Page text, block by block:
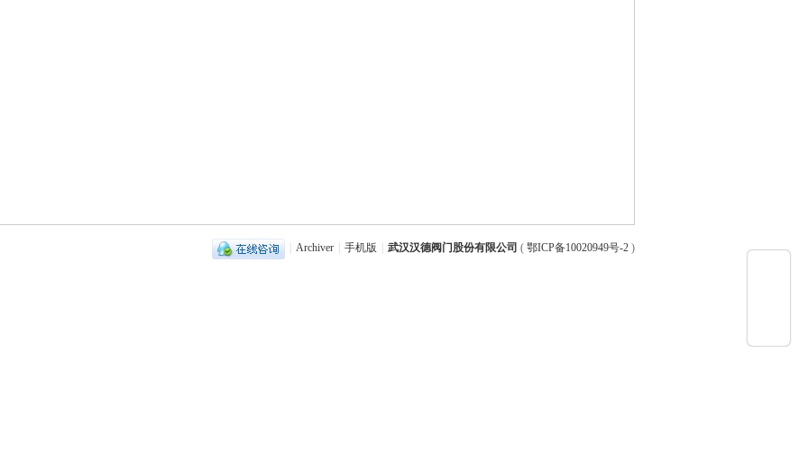
Archiver 手机版 武汉汉德阀门股份有限公司 ( 鄂ICP备10020949号-2 )